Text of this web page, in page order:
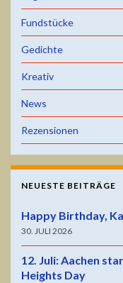
Fundstücke
Gedichte
Kreativ
News
Rezensionen
NEUESTE BEITRÄGE
Happy Birthday,
30. JULI 2026
12. Juli: Aachen
Heights Day